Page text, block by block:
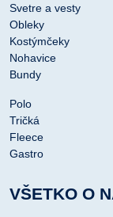
Svetre a vesty
Obleky
Kostýmčeky
Nohavice
Bundy
Polo
Tričká
Fleece
Gastro
VŠETKO O